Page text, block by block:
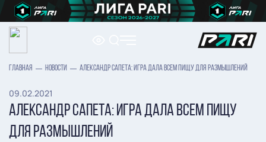
ГЛАВНАЯ НОВОСТИ АЛЕКСАНДР САПЕТА: ИГРА ДАЛА ВСЕМ ПИЩУ ДЛЯ РАЗМЫШЛЕНИЙ
09.02.2021
АЛЕКСАНДР САПЕТА: ИГРА ДАЛА ВСЕМ ПИЩУ
ДЛЯ РАЗМЫШЛЕНИЙ